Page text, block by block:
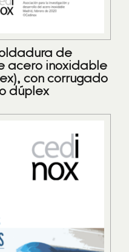
de
acero inoxidable
con corrugado
dúplex